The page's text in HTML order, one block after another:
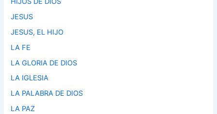
JESUS
JESUS, EL HIJO
LA FE
LA GLORIA DE DIOS
LA IGLESIA
LA PALABRA DE DIOS
LA PAZ